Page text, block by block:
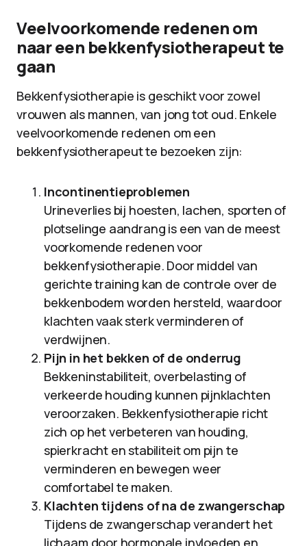
Veelvoorkomende redenen om
naar een bekkenfysiotherapeut te
gaan
Bekkenfysiotherapie is geschikt voor zowel
vrouwen als mannen, van jong tot oud. Enkele
veelvoorkomende redenen om een
bekkenfysiotherapeut te bezoeken zijn:
Incontinentieproblemen
Urineverlies bij hoesten, lachen, sporten of
plotselinge aandrang is een van de meest
voorkomende redenen voor
bekkenfysiotherapie. Door middel van
gerichte training kan de controle over de
bekkenbodem worden hersteld, waardoor
klachten vaak sterk verminderen of
verdwijnen.
Pijn in het bekken of de onderrug
Bekkeninstabiliteit, overbelasting of
verkeerde houding kunnen pijnklachten
veroorzaken. Bekkenfysiotherapie richt
zich op het verbeteren van houding,
spierkracht en stabiliteit om pijn te
verminderen en bewegen weer
comfortabel te maken.
Klachten tijdens of na de zwangerschap
Tijdens de zwangerschap verandert het
lichaam door hormonale invloeden en